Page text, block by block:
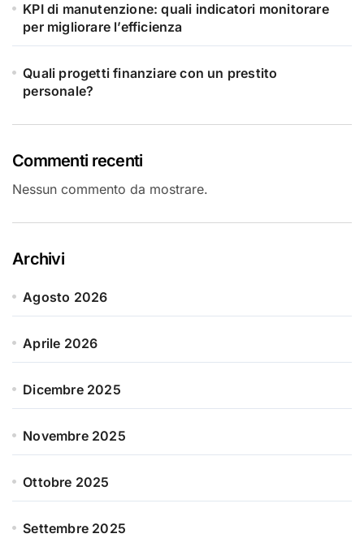
KPI di manutenzione: quali indicatori monitorare
per migliorare l’efficienza
Quali progetti finanziare con un prestito
personale?
Commenti recenti
Nessun commento da mostrare.
Archivi
Agosto 2026
Aprile 2026
Dicembre 2025
Novembre 2025
Ottobre 2025
Settembre 2025